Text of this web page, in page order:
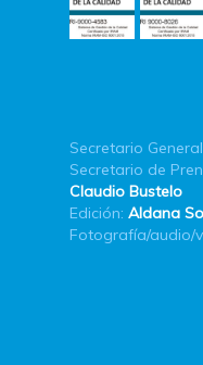
Secretario
Secretario de
Claudio Bustelo
Edición: Aldana
Fotografía/audio/